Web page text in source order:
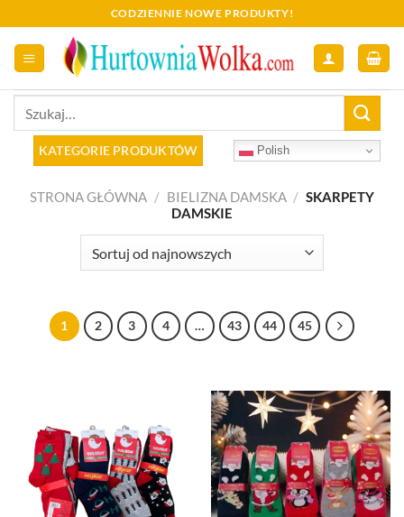
to
content
CODZIENNIE NOWE PRODUKTY!
KATEGORIE PRODUKTÓW Polish
STRONA GŁÓWNA / BIELIZNA DAMSKA / SKARPETY
DAMSKIE
1 2 3 4 … 43 44 45